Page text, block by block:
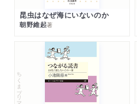
昆虫はなぜ海にいないのか
朝野維起著
ちくまプリマー新書